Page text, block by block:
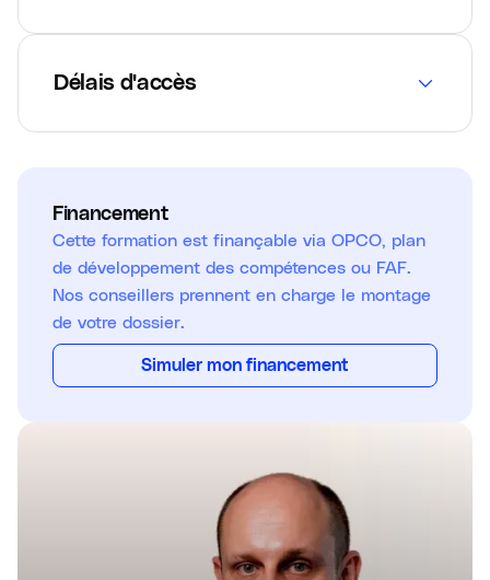
Délais d'accès
Financement
Cette formation est finançable via OPCO, plan
de développement des compétences ou FAF.
Nos conseillers prennent en charge le montage
de votre dossier.
Simuler mon financement